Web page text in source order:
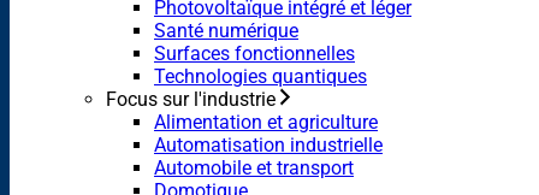
Photovoltaïque intégré et léger
Santé numérique
Surfaces fonctionnelles
Technologies quantiques
Focus sur l'industrie
Alimentation et agriculture
Automatisation industrielle
Automobile et transport